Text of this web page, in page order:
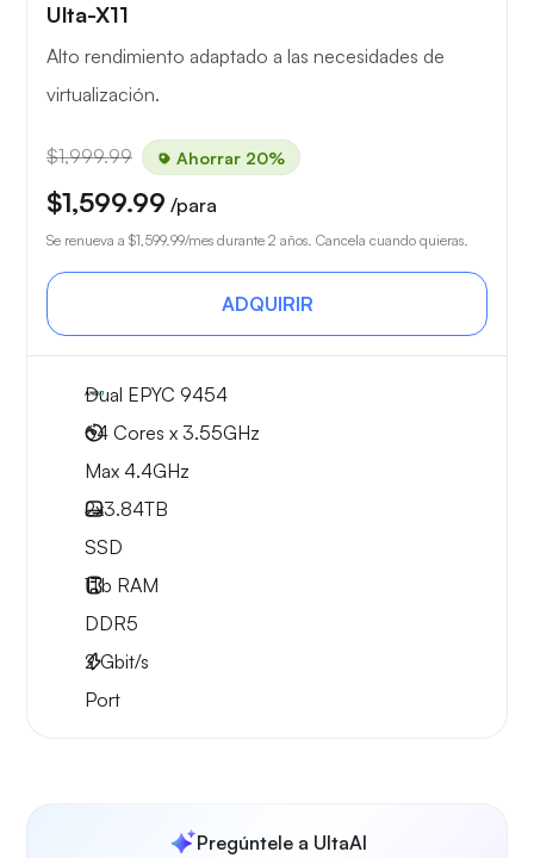
Ulta-X11
Alto rendimiento adaptado a las necesidades de
virtualización.
$1,999.99 Ahorrar 20%
$1,599.99 /para
Se renueva a $1,599.99/mes durante 2 años. Cancela cuando quieras.
ADQUIRIR
Dual EPYC 9454
64 Cores x 3.55GHz
Max 4.4GHz
2x3.84TB
SSD
1Tb RAM
DDR5
2Gbit/s
Port
Pregúntele a UltaAI